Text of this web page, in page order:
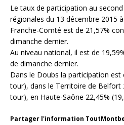
Le taux de participation au
régionales du 13 décembre 2015
Franche-Comté est de 21,57%
dimanche dernier.
Au niveau national, il est de
de dimanche dernier.
Dans le Doubs la participation est
tour), dans le Territoire de Belfort
tour), en Haute-Saône 22,45%
Partager l'information